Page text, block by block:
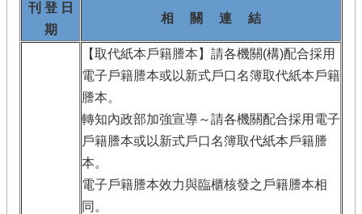
刊 登 日
期
相 關 連 結
【取代紙本戶籍謄本】請各機關(構)配合採用
電子戶籍謄本或以新式戶口名簿取代紙本戶籍
謄本。
轉知內政部加強宣導～請各機關配合採用電子
戶籍謄本或以新式戶口名簿取代紙本戶籍謄
本。
電子戶籍謄本效力與臨櫃核發之戶籍謄本相
同。